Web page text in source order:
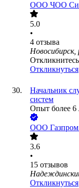
ООО ЧОО
5.0
•
4 отзыва
Новосибирск,
Откликнуться
Начальник
систем
Опыт более 6
ООО
3.6
•
15 отзывов
Откликнуться